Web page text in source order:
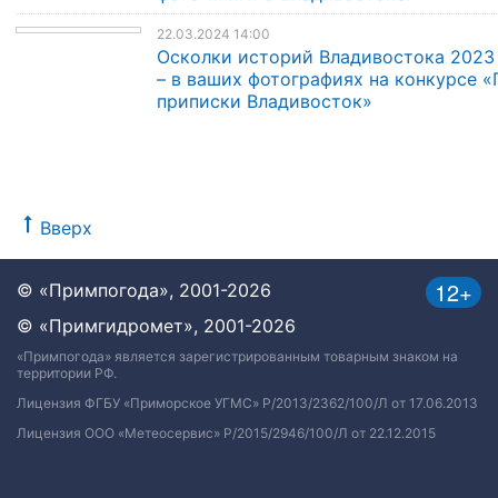
22.03.2024 14:00
Осколки историй Владивостока 2023
– в ваших фотографиях на конкурсе
приписки Владивосток»
Вверх
12+
© «Примпогода», 2001-2026
© «Примгидромет», 2001-2026
«Примпогода» является зарегистрированным товарным знаком на
территории РФ.
Лицензия ФГБУ «Приморское УГМС» Р/2013/2362/100/Л от 17.06.2013
Лицензия ООО «Метеосервис» Р/2015/2946/100/Л от 22.12.2015